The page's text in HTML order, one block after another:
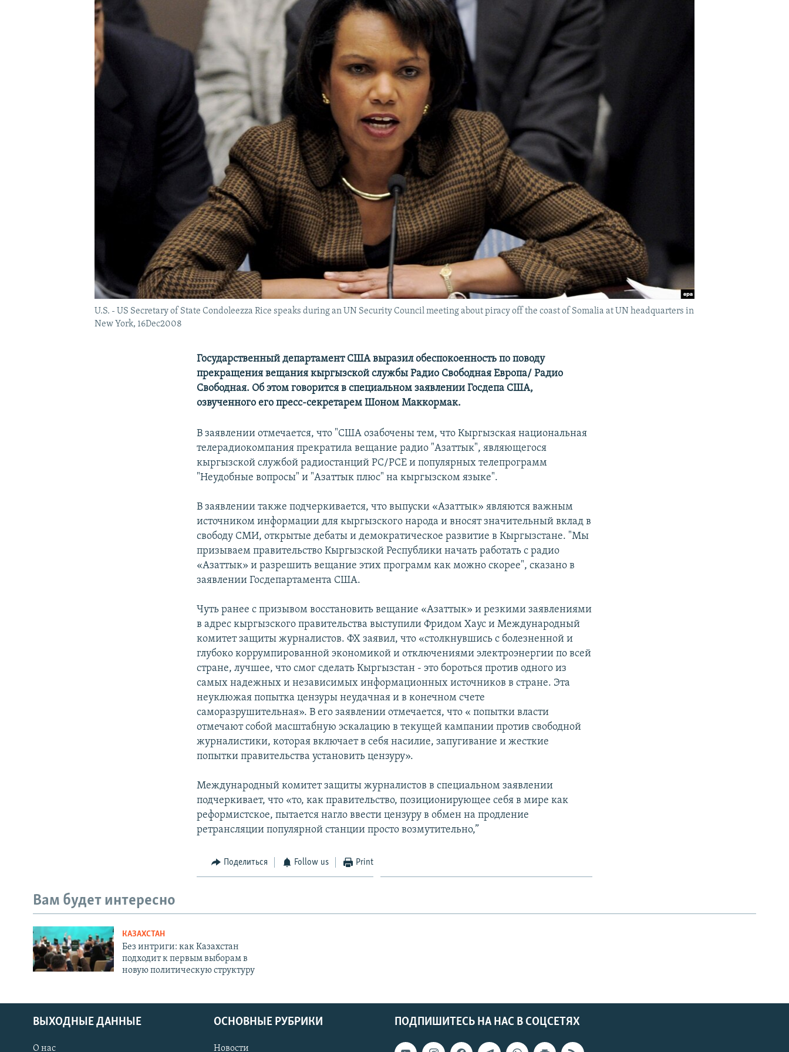
U.S. - US Secretary of State Condoleezza Rice speaks during an UN Security Council meeting about piracy off the coast of Somalia at UN headquarters in
New York, 16Dec2008
Государственный департамент США выразил обеспокоенность по поводу
прекращения вещания кыргызской службы Радио Свободная Европа/ Радио
Свободная. Об этом говорится в специальном заявлении Госдепа США,
озвученного его пресс-секретарем Шоном Маккормак.
В заявлении отмечается, что "США озабочены тем, что Кыргызская национальная
телерадиокомпания прекратила вещание радио "Азаттык", являющегося
кыргызской службой радиостанций РС/РСЕ и популярных телепрограмм
"Неудобные вопросы" и "Азаттык плюс" на кыргызском языке".
В заявлении также подчеркивается, что выпуски «Азаттык» являются важным
источником информации для кыргызского народа и вносят значительный вклад в
свободу СМИ, открытые дебаты и демократическое развитие в Кыргызстане. "Мы
призываем правительство Кыргызской Республики начать работать с радио
«Азаттык» и разрешить вещание этих программ как можно скорее", сказано в
заявлении Госдепартамента США.
Чуть ранее с призывом восстановить вещание «Азаттык» и резкими заявлениями
в адрес кыргызского правительства выступили Фридом Хаус и Международный
комитет защиты журналистов. ФХ заявил, что «столкнувшись с болезненной и
глубоко коррумпированной экономикой и отключениями электроэнергии по всей
стране, лучшее, что смог сделать Кыргызстан - это бороться против одного из
самых надежных и независимых информационных источников в стране. Эта
неуклюжая попытка цензуры неудачная и в конечном счете
саморазрушительная». В его заявлении отмечается, что « попытки власти
отмечают собой масштабную эскалацию в текущей кампании против свободной
журналистики, которая включает в себя насилие, запугивание и жесткие
попытки правительства установить цензуру».
Международный комитет защиты журналистов в специальном заявлении
подчеркивает, что «то, как правительство, позиционирующее себя в мире как
реформистское, пытается нагло ввести цензуру в обмен на продление
ретрансляции популярной станции просто возмутительно,”
Поделиться Follow us Print
Вам будет интересно
КАЗАХСТАН
Без интриги: как Казахстан
подходит к первым выборам в
новую политическую структуру
ПОДПИШИТЕСЬ НА НАС В СОЦСЕТЯХ
ВЫХОДНЫЕ ДАННЫЕ
О нас
ОСНОВНЫЕ РУБРИКИ
Новости